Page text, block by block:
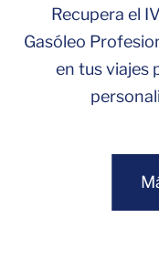
Recupera el
Gasóleo
en tus viajes